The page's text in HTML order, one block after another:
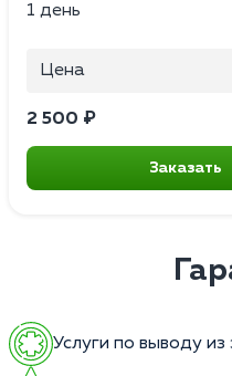
1 день
Цена
2 500 ₽
Заказать
Услуги по выводу из